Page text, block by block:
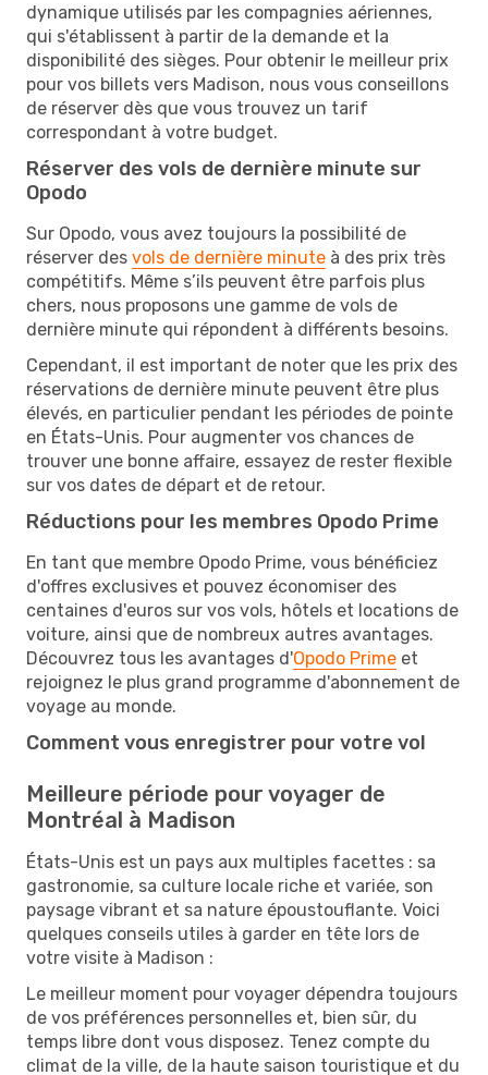
dynamique utilisés par les compagnies aériennes,
qui s'établissent à partir de la demande et la
disponibilité des sièges. Pour obtenir le meilleur prix
pour vos billets vers Madison, nous vous conseillons
de réserver dès que vous trouvez un tarif
correspondant à votre budget.
Réserver des vols de dernière minute sur
Opodo
Sur Opodo, vous avez toujours la possibilité de
réserver des vols de dernière minute à des prix très
compétitifs. Même s’ils peuvent être parfois plus
chers, nous proposons une gamme de vols de
dernière minute qui répondent à différents besoins.
Cependant, il est important de noter que les prix des
réservations de dernière minute peuvent être plus
élevés, en particulier pendant les périodes de pointe
en États-Unis. Pour augmenter vos chances de
trouver une bonne affaire, essayez de rester flexible
sur vos dates de départ et de retour.
Réductions pour les membres Opodo Prime
En tant que membre Opodo Prime, vous bénéficiez
d'offres exclusives et pouvez économiser des
centaines d'euros sur vos vols, hôtels et locations de
voiture, ainsi que de nombreux autres avantages.
Découvrez tous les avantages d'Opodo Prime et
rejoignez le plus grand programme d'abonnement de
voyage au monde.
Comment vous enregistrer pour votre vol
Meilleure période pour voyager de
Montréal à Madison
États-Unis est un pays aux multiples facettes : sa
gastronomie, sa culture locale riche et variée, son
paysage vibrant et sa nature époustouflante. Voici
quelques conseils utiles à garder en tête lors de
votre visite à Madison :
Le meilleur moment pour voyager dépendra toujours
de vos préférences personnelles et, bien sûr, du
temps libre dont vous disposez. Tenez compte du
climat de la ville, de la haute saison touristique et du